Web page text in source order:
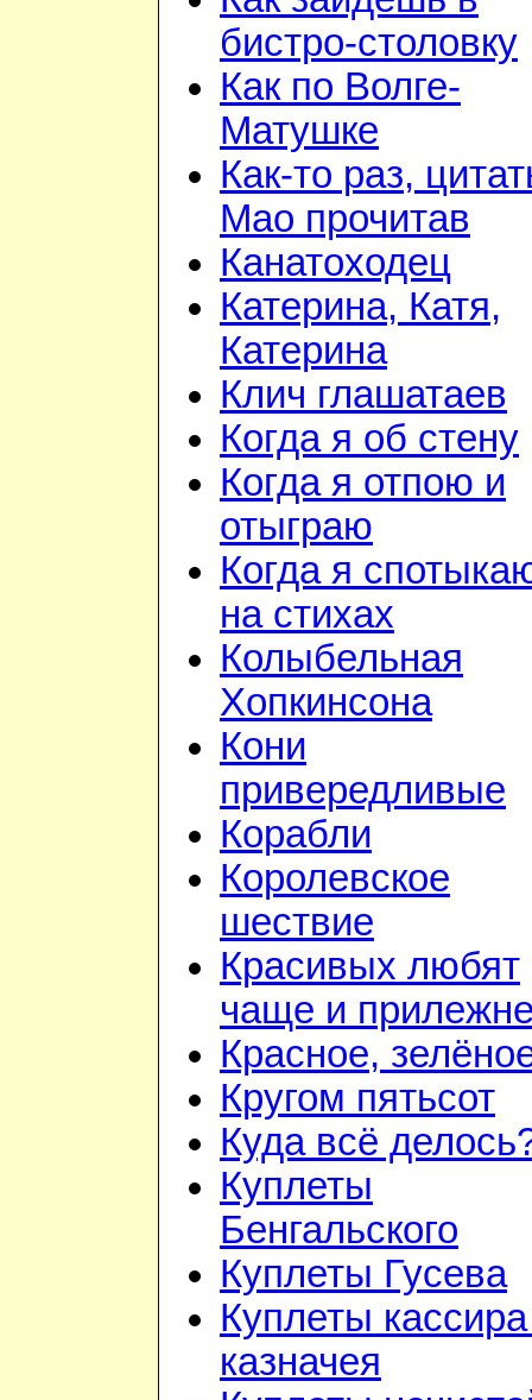
бистро-столовку
Как по Волге-
Матушке
Как-то раз,
Мао прочитав
Канатоходец
Катерина, Катя,
Катерина
Клич глашатаев
Когда я об стену
Когда я отпою и
отыграю
Когда я
на стихах
Колыбельная
Хопкинсона
Кони
привередливые
Корабли
Королевское
шествие
Красивых любят
чаще и
Красное,
Кругом пятьсот
Куда всё
Куплеты
Бенгальского
Куплеты Гусева
Куплеты
казначея